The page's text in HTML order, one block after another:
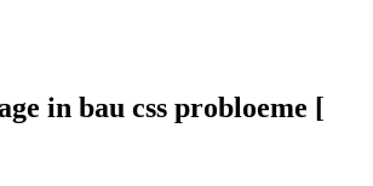
in bau css probloeme [